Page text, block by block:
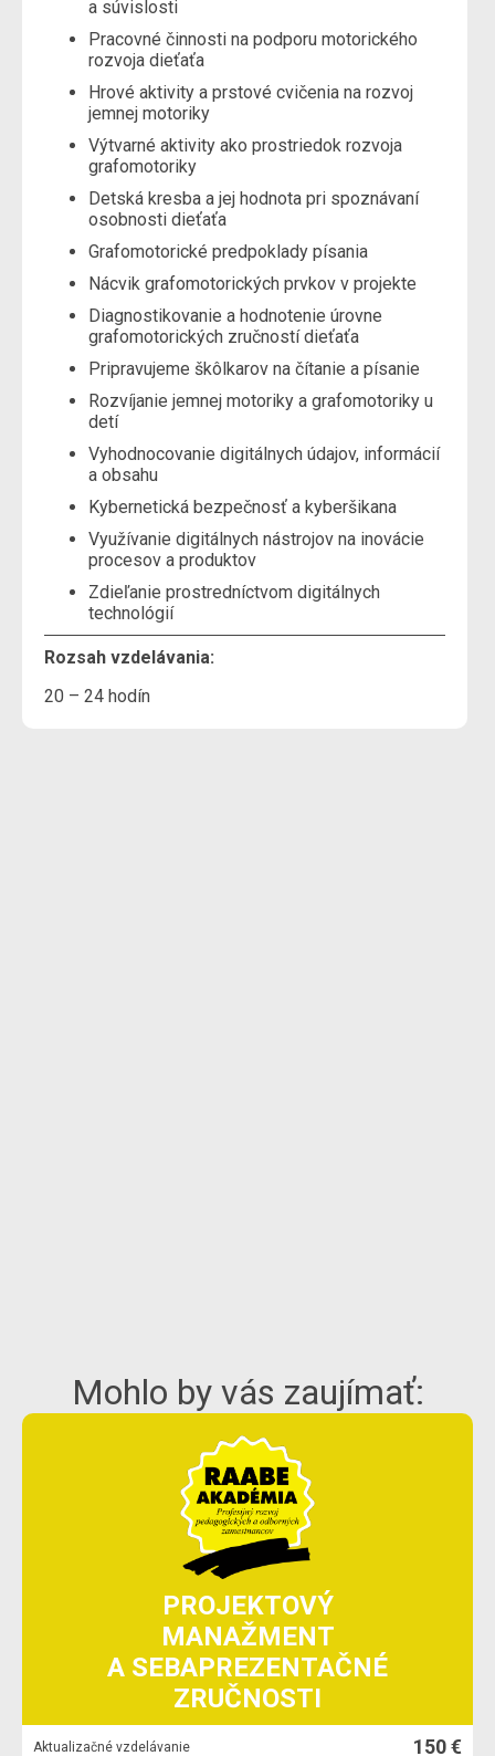
a súvislosti
Pracovné činnosti na podporu motorického
rozvoja dieťaťa
Hrové aktivity a prstové cvičenia na rozvoj
jemnej motoriky
Výtvarné aktivity ako prostriedok rozvoja
grafomotoriky
Detská kresba a jej hodnota pri spoznávaní
osobnosti dieťaťa
Grafomotorické predpoklady písania
Nácvik grafomotorických prvkov v projekte
Diagnostikovanie a hodnotenie úrovne
grafomotorických zručností dieťaťa
Pripravujeme škôlkarov na čítanie a písanie
Rozvíjanie jemnej motoriky a grafomotoriky u
detí
Vyhodnocovanie digitálnych údajov, informácií
a obsahu
Kybernetická bezpečnosť a kyberšikana
Využívanie digitálnych nástrojov na inovácie
procesov a produktov
Zdieľanie prostredníctvom digitálnych
technológií
Rozsah vzdelávania:
20 – 24 hodín
Mohlo by vás zaujímať:
PROJEKTOVÝ
MANAŽMENT
A SEBAPREZENTAČNÉ
ZRUČNOSTI
Aktualizačné vzdelávanie 150 €